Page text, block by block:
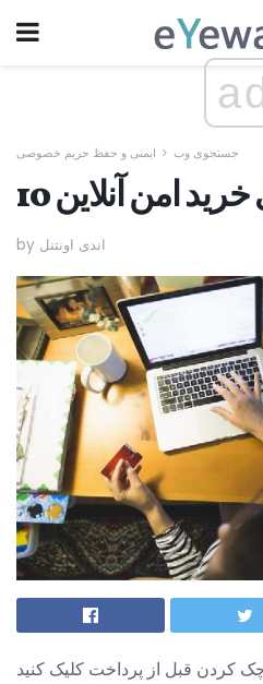
جستجوی وب ایمنی و حفظ حریم خصوصی
خرید امن آنلاین
by اندی اونتنل
کردن قبل از پرداخت کلیک کنید